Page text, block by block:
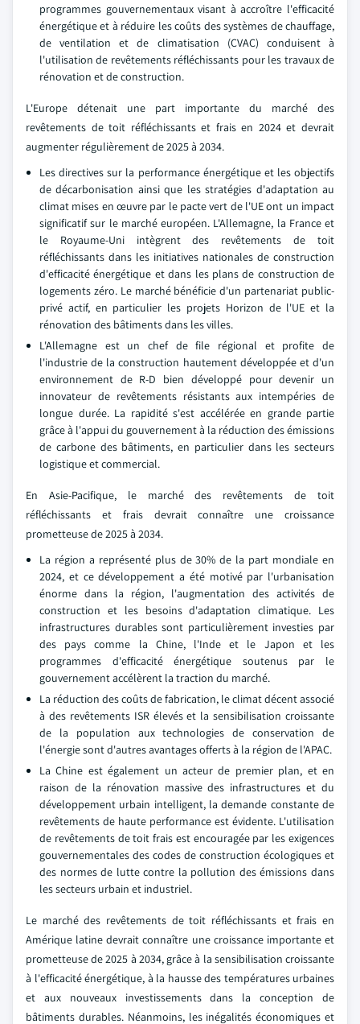
programmes gouvernementaux visant à accroître l'efficacité
énergétique et à réduire les coûts des systèmes de chauffage,
de ventilation et de climatisation (CVAC) conduisent à
l'utilisation de revêtements réfléchissants pour les travaux de
rénovation et de construction.
L'Europe détenait une part importante du marché des
revêtements de toit réfléchissants et frais en 2024 et devrait
augmenter régulièrement de 2025 à 2034.
Les directives sur la performance énergétique et les objectifs
de décarbonisation ainsi que les stratégies d'adaptation au
climat mises en œuvre par le pacte vert de l'UE ont un impact
significatif sur le marché européen. L'Allemagne, la France et
le Royaume-Uni intègrent des revêtements de toit
réfléchissants dans les initiatives nationales de construction
d'efficacité énergétique et dans les plans de construction de
logements zéro. Le marché bénéficie d'un partenariat public-
privé actif, en particulier les projets Horizon de l'UE et la
rénovation des bâtiments dans les villes.
L'Allemagne est un chef de file régional et profite de
l'industrie de la construction hautement développée et d'un
environnement de R-D bien développé pour devenir un
innovateur de revêtements résistants aux intempéries de
longue durée. La rapidité s'est accélérée en grande partie
grâce à l'appui du gouvernement à la réduction des émissions
de carbone des bâtiments, en particulier dans les secteurs
logistique et commercial.
En Asie-Pacifique, le marché des revêtements de toit
réfléchissants et frais devrait connaître une croissance
prometteuse de 2025 à 2034.
La région a représenté plus de 30% de la part mondiale en
2024, et ce développement a été motivé par l'urbanisation
énorme dans la région, l'augmentation des activités de
construction et les besoins d'adaptation climatique. Les
infrastructures durables sont particulièrement investies par
des pays comme la Chine, l'Inde et le Japon et les
programmes d'efficacité énergétique soutenus par le
gouvernement accélèrent la traction du marché.
La réduction des coûts de fabrication, le climat décent associé
à des revêtements ISR élevés et la sensibilisation croissante
de la population aux technologies de conservation de
l'énergie sont d'autres avantages offerts à la région de l'APAC.
La Chine est également un acteur de premier plan, et en
raison de la rénovation massive des infrastructures et du
développement urbain intelligent, la demande constante de
revêtements de haute performance est évidente. L'utilisation
de revêtements de toit frais est encouragée par les exigences
gouvernementales des codes de construction écologiques et
des normes de lutte contre la pollution des émissions dans
les secteurs urbain et industriel.
Le marché des revêtements de toit réfléchissants et frais en
Amérique latine devrait connaître une croissance importante et
prometteuse de 2025 à 2034, grâce à la sensibilisation croissante
à l'efficacité énergétique, à la hausse des températures urbaines
et aux nouveaux investissements dans la conception de
bâtiments durables. Néanmoins, les inégalités économiques et